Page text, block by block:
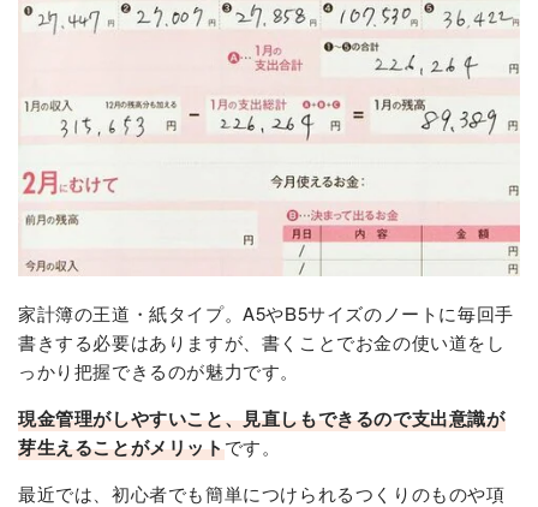
家計簿の王道・紙タイプ。A5やB5サイズのノートに毎回手
書きする必要はありますが、書くことでお金の使い道をし
っかり把握できるのが魅力です。
現金管理がしやすいこと、見直しもできるので支出意識が
芽生えることがメリットです。
最近では、初心者でも簡単につけられるつくりのものや項